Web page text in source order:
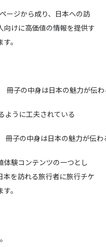
ージから成り、日本への訪
向けに高価値の情報を提供す
。
冊子の中身は日本の魅力が伝
冊子の中身は日本の魅力が伝
体験コンテンツの一つとし
を訪れる旅行者に旅行チケ
。